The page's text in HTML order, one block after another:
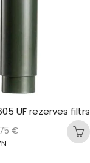
UF rezerves filtrs
€